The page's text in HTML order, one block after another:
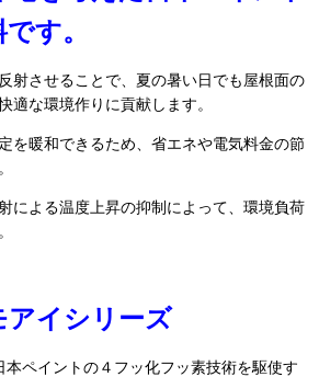
す。
射させることで、夏の暑い日でも屋根面の
適な環境作りに貢献します。
を暖和できるため、省エネや電気料金の節
による温度上昇の抑制によって、環境負荷
アイシリーズ
ペイントの４フッ化フッ素技術を駆使す